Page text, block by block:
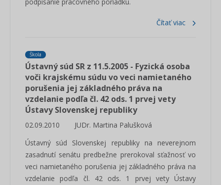
Čítať viac
Škola
Ústavný súd SR z 11.5.2005 - Fyzická osoba
voči krajskému súdu vo veci namietaného
porušenia jej základného práva na
vzdelanie podľa čl. 42 ods. 1 prvej vety
Ústavy Slovenskej republiky
02.09.2010
JUDr. Martina Palušková
Ústavný súd Slovenskej republiky na neverejnom
zasadnutí senátu predbežne prerokoval sťažnosť vo
veci namietaného porušenia jej základného práva na
vzdelanie podľa čl. 42 ods. 1 prvej vety Ústavy